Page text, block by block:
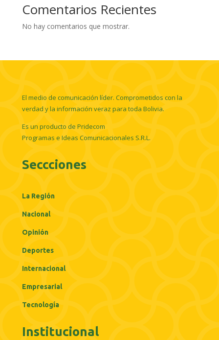
Comentarios Recientes
No hay comentarios que mostrar.
El medio de comunicación líder. Comprometidos con la
verdad y la información veraz para toda Bolivia.
Es un producto de Pridecom
Programas e Ideas Comunicacionales S.R.L.
Seccciones
La Región
Nacional
Opinión
Deportes
Internacional
Empresarial
Tecnología
Institucional